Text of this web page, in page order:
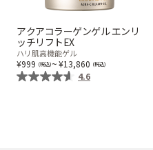
プロダクトラインから探す
VC100ライン
エンリッチメディカリフトライン
モイスチャーライン
アクアコラーゲンゲル エンリ
ッチリフトEX
ハリ肌高機能ゲル
999 ~ 13,860
4.6